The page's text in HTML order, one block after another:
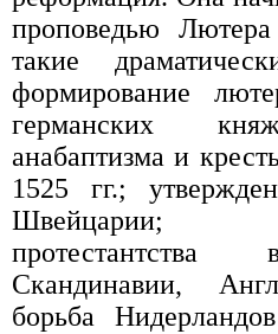
проповедью
такие
формирование
германских
анабаптизма и
1525 гг.;
Швейцарии;
Скандинавии,
борьба